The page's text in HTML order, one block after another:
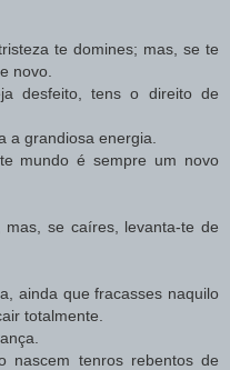
te domines; mas, se te
novo.
desfeito, tens o direito de
a grandiosa energia.
mundo é sempre um novo
se caíres, levanta-te de
ainda que fracasses naquilo
totalmente.
nascem tenros rebentos de